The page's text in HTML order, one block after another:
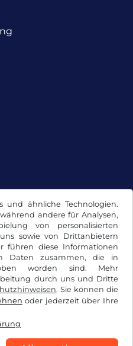
und ähnliche Technologien.
andere für Analysen,
von personalisierten
sowie von Drittanbietern
führen diese Informationen
Daten zusammen, die in
worden sind. Mehr
durch uns und Dritte
. Sie können die
oder jederzeit über Ihre